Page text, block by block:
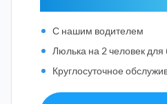
С нашим водителем
Люлька на 2 человек
Круглосуточное